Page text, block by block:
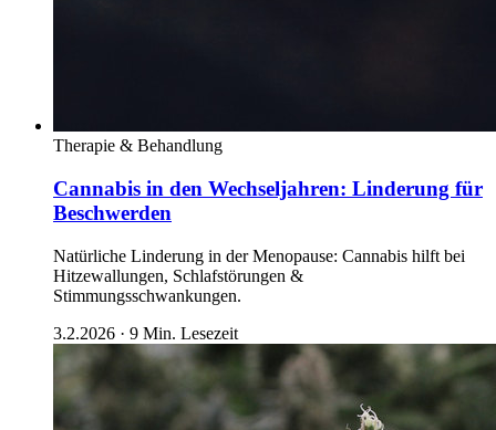
Therapie & Behandlung
Cannabis in den Wechseljahren: Linderung für
Beschwerden
Natürliche Linderung in der Menopause: Cannabis hilft bei
Hitzewallungen, Schlafstörungen &
Stimmungsschwankungen.
3.2.2026 · 9 Min. Lesezeit